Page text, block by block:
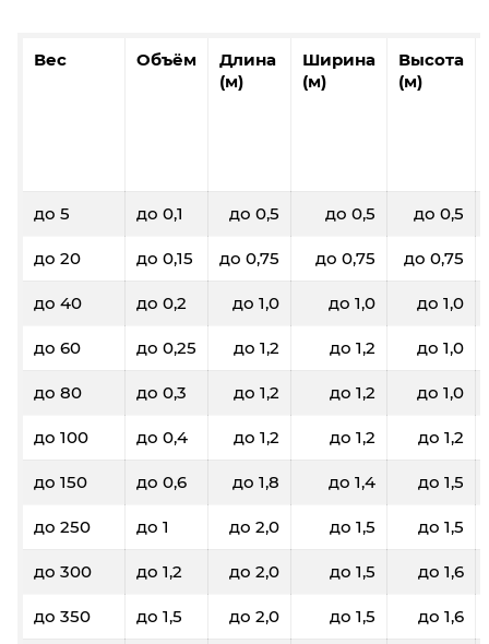
Вес Объём
Длина
(м)
Ширина
(м)
Высота
(м)
до 5 до 0,1 до 0,5 до 0,5 до 0,5
до 20 до 0,15 до 0,75 до 0,75 до 0,75
до 40 до 0,2 до 1,0 до 1,0 до 1,0
до 60 до 0,25 до 1,2 до 1,2 до 1,0
до 80 до 0,3 до 1,2 до 1,2 до 1,0
до 100 до 0,4 до 1,2 до 1,2 до 1,2
до 150 до 0,6 до 1,8 до 1,4 до 1,5
до 250 до 1 до 2,0 до 1,5 до 1,5
до 300 до 1,2 до 2,0 до 1,5 до 1,6
до 350 до 1,5 до 2,0 до 1,5 до 1,6